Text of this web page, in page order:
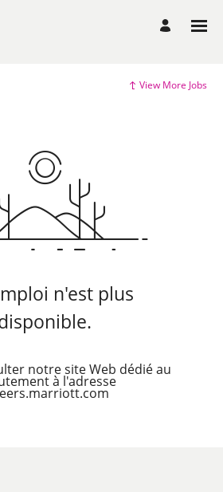
View More Jobs
n'est plus
notre site Web dédié au
à l'adresse